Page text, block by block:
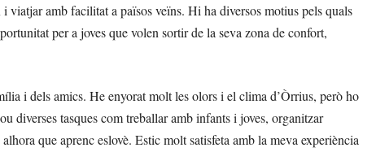
amb facilitat a països veïns. Hi ha diversos motius pels quals
per a joves que volen sortir de la seva zona de confort,
i dels amics. He enyorat molt les olors i el clima d’Òrrius, però ho
diverses tasques com treballar amb infants i joves, organitzar
que aprenc eslovè. Estic molt satisfeta amb la meva experiència